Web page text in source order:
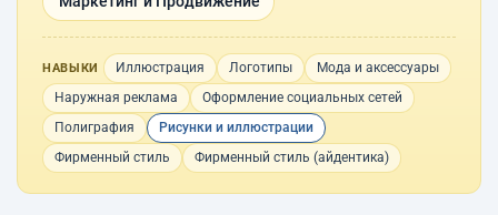
НАВЫКИ Иллюстрация Логотипы
Мода и аксессуары
Наружная реклама
Оформление социальных сетей
Полиграфия
Рисунки и иллюстрации
Фирменный стиль
Фирменный стиль (айдентика)